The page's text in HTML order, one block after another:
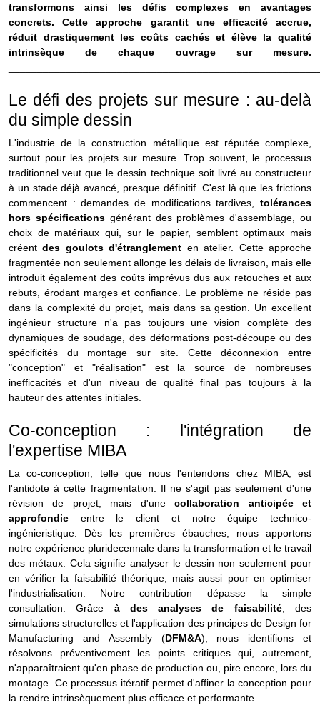
transformons ainsi les défis complexes en avantages
concrets. Cette approche garantit une efficacité accrue,
réduit drastiquement les coûts cachés et élève la qualité
intrinsèque de chaque ouvrage sur mesure.
Le défi des projets sur mesure : au-delà
du simple dessin
L'industrie de la construction métallique est réputée complexe,
surtout pour les projets sur mesure. Trop souvent, le processus
traditionnel veut que le dessin technique soit livré au constructeur
à un stade déjà avancé, presque définitif. C'est là que les frictions
commencent : demandes de modifications tardives, tolérances
hors spécificationsgénérant des problèmes d'assemblage, ou
choix de matériaux qui, sur le papier, semblent optimaux mais
créentdes goulots d'étranglement en atelier. Cette approche
fragmentée non seulement allonge les délais de livraison, mais elle
introduit également des coûts imprévus dus aux retouches et aux
rebuts, érodant marges et confiance.
Le problème ne réside pas
dans la complexité du projet, mais dans sa gestion. Un excellent
ingénieur structure n'a pas toujours une vision complète des
dynamiques de soudage, des déformations post-découpe ou des
spécificités du montage sur site. Cette déconnexion entre
"conception" et "réalisation" est la source de nombreuses
inefficacités et d'un niveau de qualité final pas toujours à la
hauteur des attentes initiales.
Co-conception : l'intégration de
l'expertise MIBA
La co-conception, telle que nous l'entendons chez MIBA, est
l'antidote à cette fragmentation. Il ne s'agit pas seulement d'une
révision de projet, mais d'unecollaboration anticipée et
approfondie entre le client et notre équipe technico-
ingénieristique. Dès les premières ébauches, nous apportons
notre expérience pluridecennale dans la transformation et le travail
des métaux. Cela signifie analyser le dessin non seulement pour
en vérifier la faisabilité théorique, mais aussi pour en optimiser
l'industrialisation.
Notre contribution dépasse la simple
consultation. Grâce à des analyses de faisabilité, des
simulations structurelles et l'application des principes de Design for
Manufacturing and Assembly (DFM&A), nous identifions et
résolvons préventivement les points critiques qui, autrement,
n'apparaîtraient qu'en phase de production ou, pire encore, lors du
montage. Ce processus itératif permet d'affiner la conception pour
la rendre intrinsèquement plus efficace et performante.